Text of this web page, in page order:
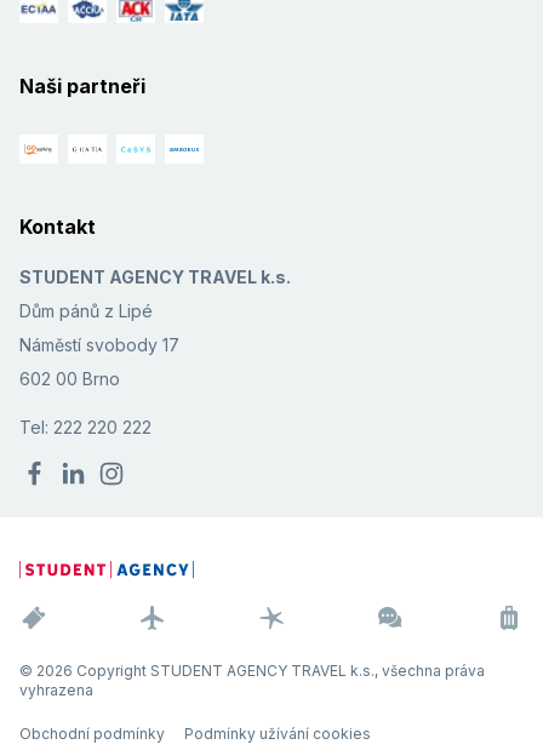
Naši partneři
Kontakt
STUDENT AGENCY TRAVEL k.s.
Dům pánů z Lipé
Náměstí svobody 17
602 00 Brno
Tel: 222 220 222
© 2026 Copyright STUDENT AGENCY TRAVEL k.s., všechna práva
vyhrazena
Obchodní podmínky Podmínky užívání cookies